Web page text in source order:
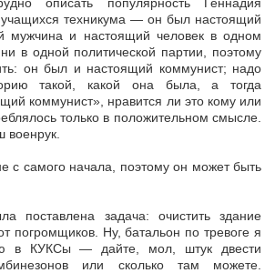
техникума — он был настоящий
мужчина и настоящий человек в одном
в одной политической партии, поэтому
он был и настоящий коммунист; надо
такой, какой она была, а тогда
коммунист», нравится ли это кому или
только в положительном смысле.
с самого начала, поэтому он может быть
задача: очистить здание
погромщиков. Ну, батальон по тревоге я
в КУКСы — дайте, мол, штук двести
или сколько там можете.